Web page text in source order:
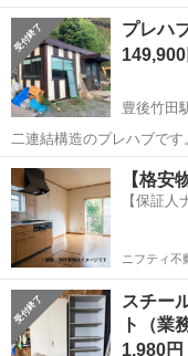
ご遠慮なくお問い合わせ
よろしくお願いします。
いますので、該当地域の方
大分 臼杵市 収納
プレハ
149,900
豊後竹田
二連結構造のプレハブで
となっております。 キッ
問題ありません。 (※購入
てもらいます。) 荷物はま
大分 竹田市 豊後
【格安
【保証人
ニフティ不
スチー
ト（業
1,980円